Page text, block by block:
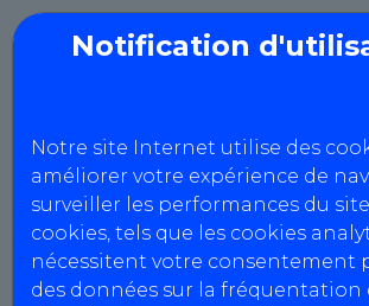
Notification
Notre site Internet utilise des
améliorer votre expérience de
surveiller les performances du
cookies, tels que les cookies
nécessitent votre consentement
des données sur la fréquentation
AUTO
Politique RGPD